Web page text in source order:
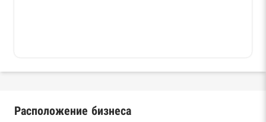
Расположение бизнеса